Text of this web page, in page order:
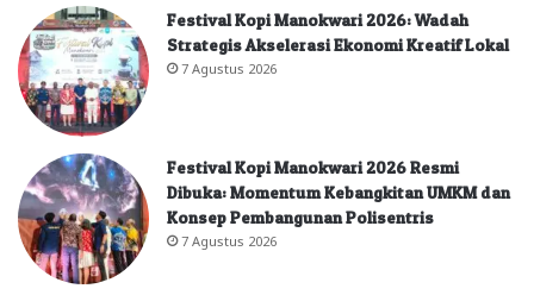
Festival Kopi Manokwari 2026: Wadah
Strategis Akselerasi Ekonomi Kreatif Lokal
7 Agustus 2026
Festival Kopi Manokwari 2026 Resmi
Dibuka: Momentum Kebangkitan UMKM dan
Konsep Pembangunan Polisentris
7 Agustus 2026